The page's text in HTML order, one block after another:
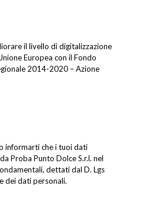
il livello di digitalizzazione
Europea con il Fondo
2014-2020 – Azione
informarti che i tuoi dati
Proba Punto Dolce S.r.l. nel
dettati dal D. Lgs
dei dati personali.